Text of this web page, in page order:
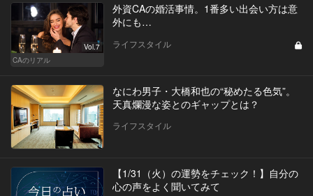
Vol.7
CAのリアル
外資CAの婚活事情。1番多い出会い方は意
外にも…
ライフスタイル
なにわ男子・大橋和也の“秘めたる色気”。
天真爛漫な姿とのギャップとは？
ライフスタイル
【1/31（火）の運勢をチェック！】自分の
心の声をよく聞いてみて